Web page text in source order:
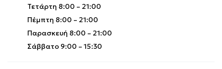
Τετάρτη 8:00 – 21:00
Πέμπτη 8:00 – 21:00
Παρασκευή 8:00 – 21:00
Σάββατο 9:00 – 15:30